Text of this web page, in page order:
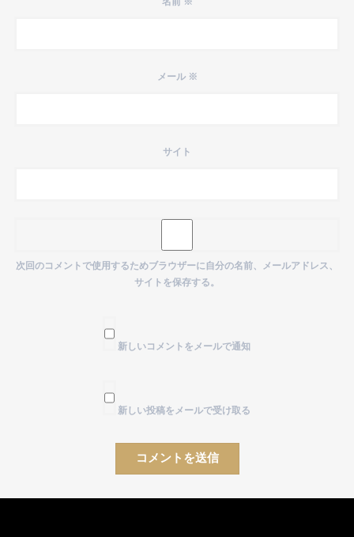
メール ※
サイト
次回のコメントで使用するためブラウザーに自分の名前、メールアドレス、
サイトを保存する。
新しいコメントをメールで通知
新しい投稿をメールで受け取る